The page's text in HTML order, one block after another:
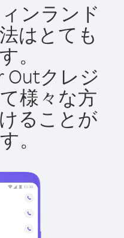
ンランド
はとても
。
Outクレジ
様々な方
ることが
。